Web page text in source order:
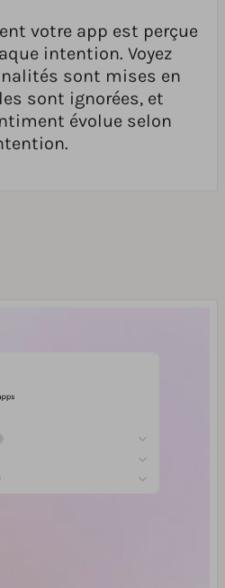
votre app est perçue
intention. Voyez
sont mises en
sont ignorées, et
évolue selon